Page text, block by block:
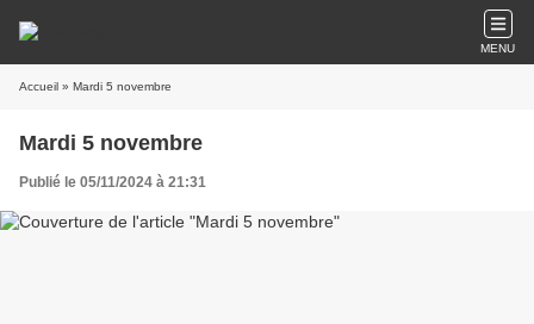
MENU
Accueil » Mardi 5 novembre
Mardi 5 novembre
Publié le 05/11/2024 à 21:31